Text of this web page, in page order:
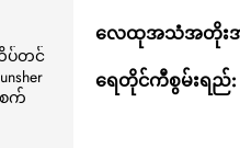
ပ်တင်
က်
လေထုအသံအတိုးအ
ရေတိုင်ကီစွမ်းရည်: